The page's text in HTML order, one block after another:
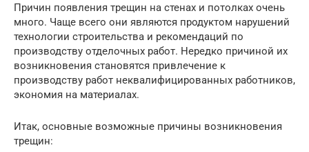
Причин появления трещин на стенах и потолках очень
много. Чаще всего они являются продуктом нарушений
технологии строительства и рекомендаций по
производству отделочных работ. Нередко причиной их
возникновения становятся привлечение к
производству работ неквалифицированных работников,
экономия на материалах.
Итак, основные возможные причины возникновения
трещин: